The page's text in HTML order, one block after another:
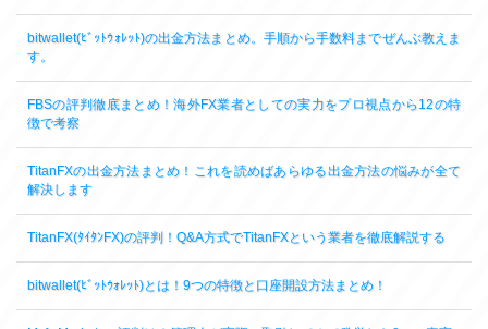
bitwallet(ﾋﾞｯﾄｳｫﾚｯﾄ)の出金方法まとめ。手順から手数料までぜんぶ教えま
す。
FBSの評判徹底まとめ！海外FX業者としての実力をプロ視点から12の特
徴で考察
TitanFXの出金方法まとめ！これを読めばあらゆる出金方法の悩みが全て
解決します
TitanFX(ﾀｲﾀﾝFX)の評判！Q&A方式でTitanFXという業者を徹底解説する
bitwallet(ﾋﾞｯﾄｳｫﾚｯﾄ)とは！9つの特徴と口座開設方法まとめ！